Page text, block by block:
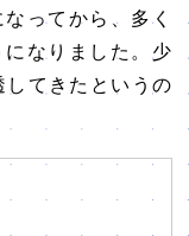
ってから、多く
なりました。少
てきたというの